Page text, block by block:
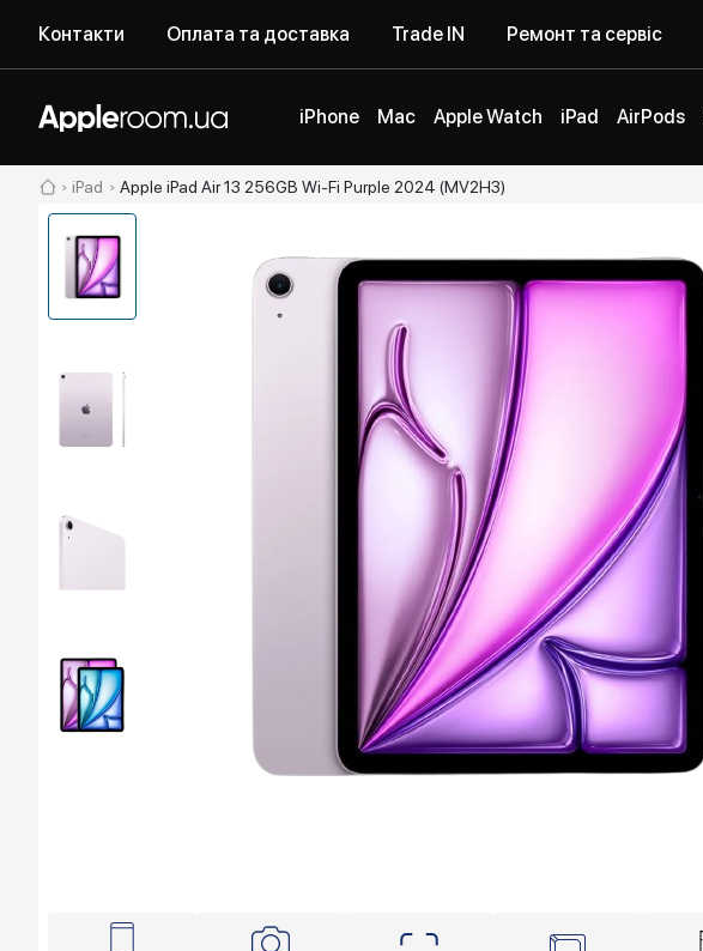
Контакти Оплата та доставка Trade IN Ремонт та сервіс
iPhone Mac Apple Watch iPad AirPods
iPad Apple iPad Air 13 256GB Wi-Fi Purple 2024 (MV2H3)